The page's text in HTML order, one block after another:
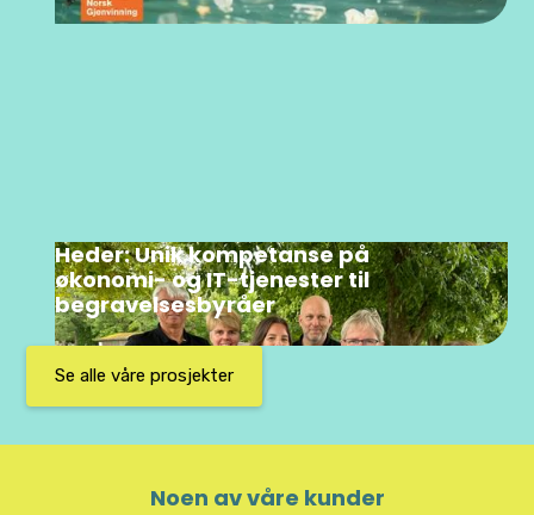
Heder: Unik kompetanse på
økonomi- og IT-tjenester til
begravelsesbyråer
Se alle våre prosjekter
Noen av våre kunder